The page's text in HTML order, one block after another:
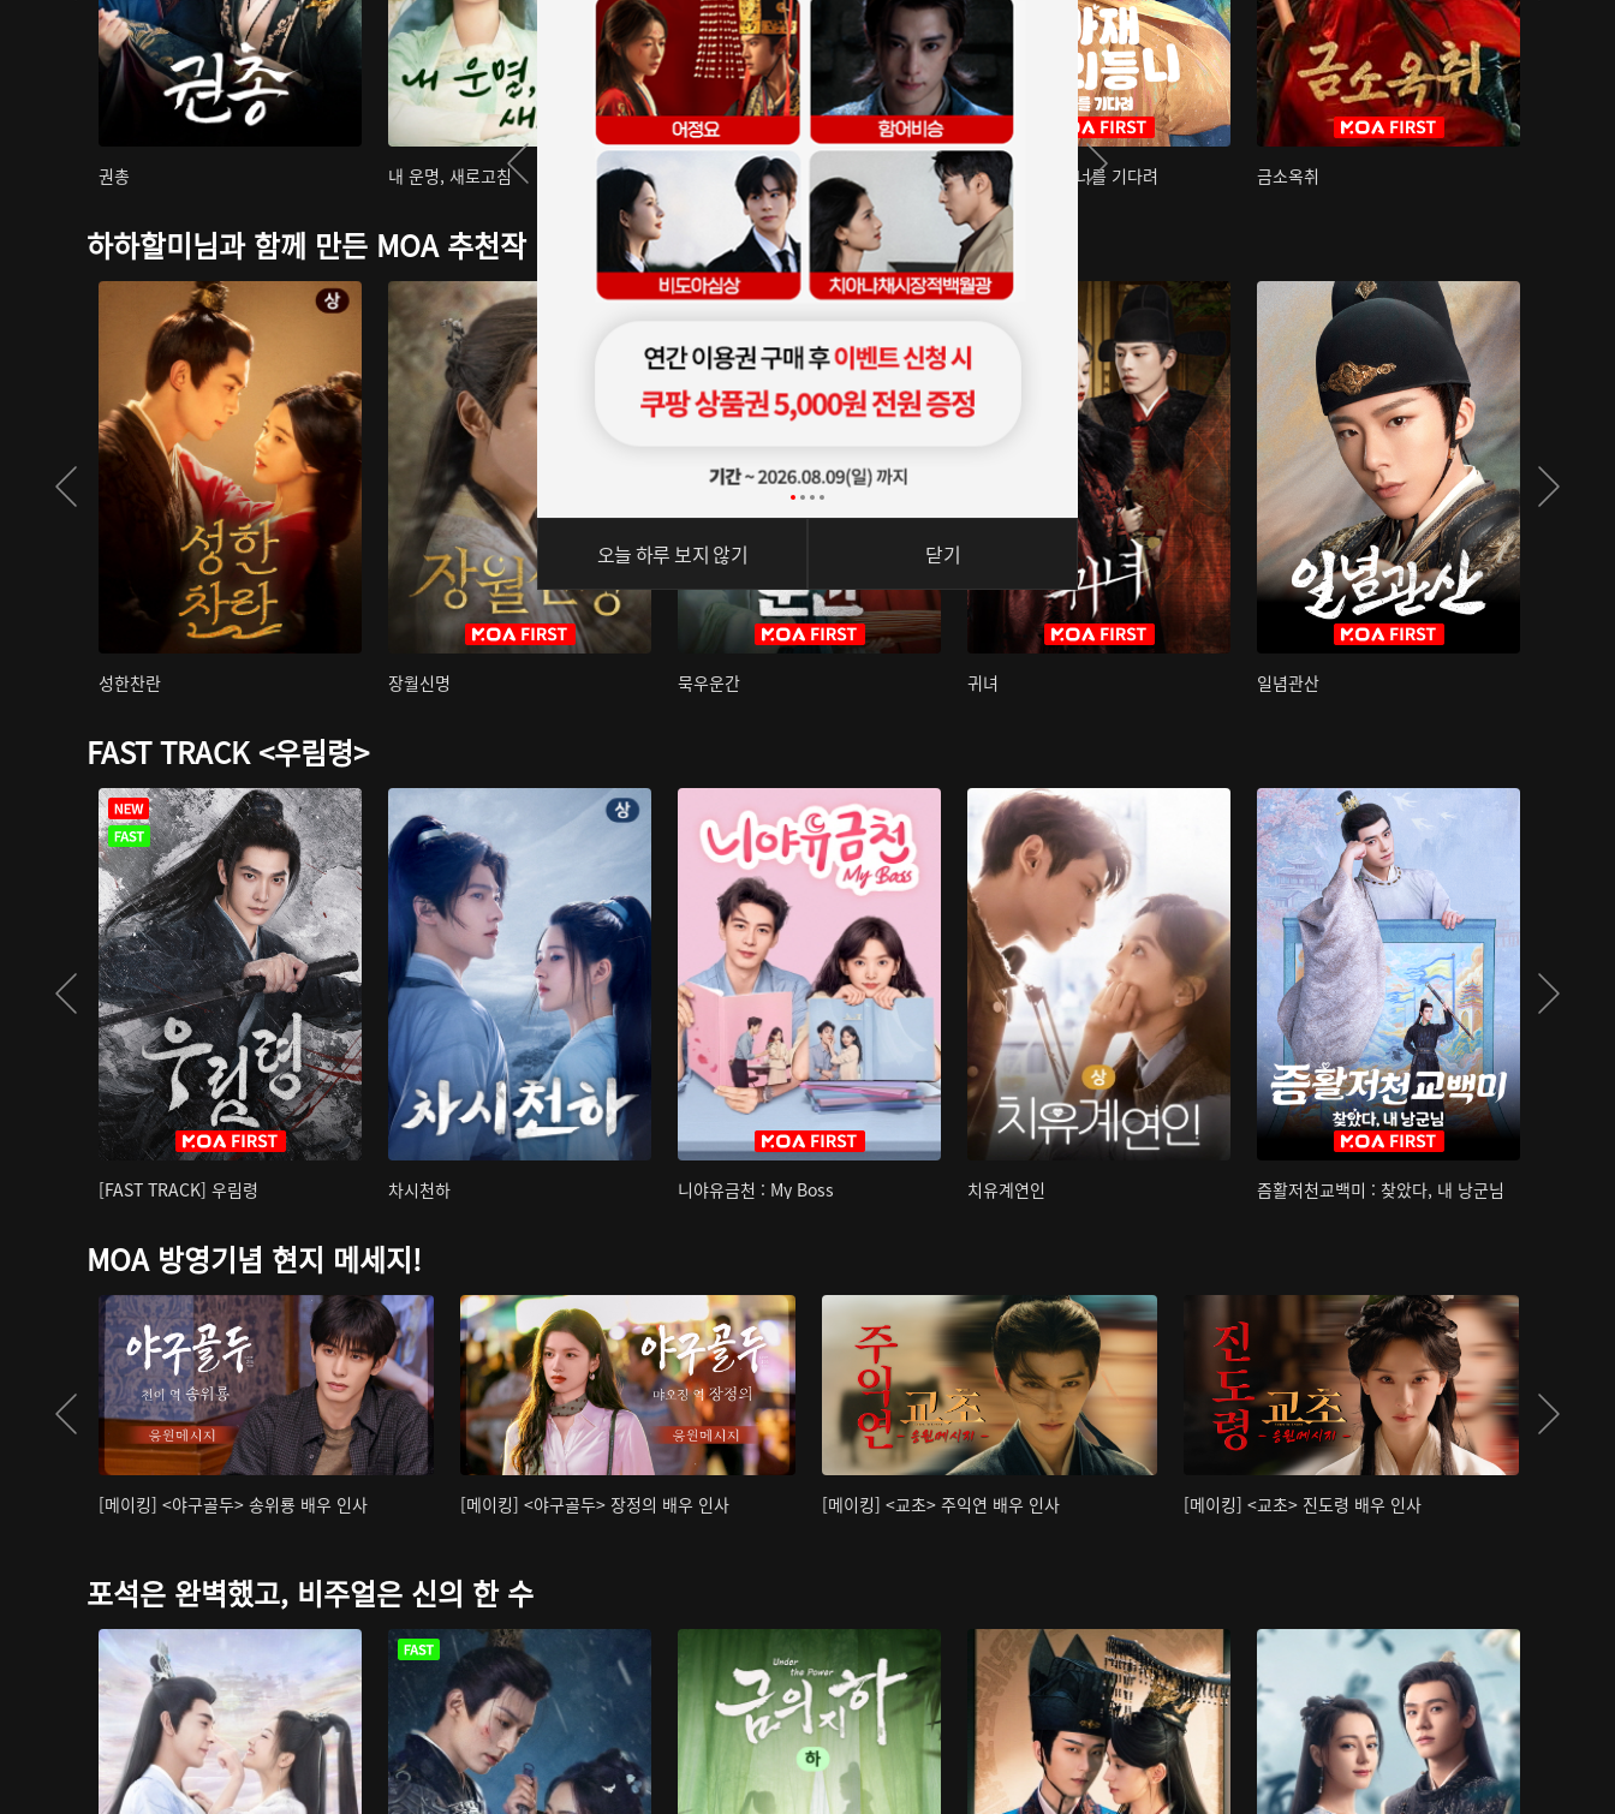
권총 내 운명, 새로고침 아재저리등니 : 너를 기다려 금소옥취
하하할미님과 함께 만든 MOA 추천작
성한찬란 장월신명 묵우운간 귀녀 일념관산
FAST TRACK <우림령>
[FAST TRACK] 우림령 차시천하 니야유금천 : My Boss 치유계연인 즘활저천교백미 : 찾았다, 내 낭군님
MOA 방영기념 현지 메세지!
[메이킹] <야구골두> 송위룡 배우 인사 [메이킹] <야구골두> 장정의 배우 인사 [메이킹] <교초> 주익연 배우 인사 [메이킹] <교초> 진도령 배우 인사
포석은 완벽했고, 비주얼은 신의 한 수
오늘 하루 보지 않기 닫기